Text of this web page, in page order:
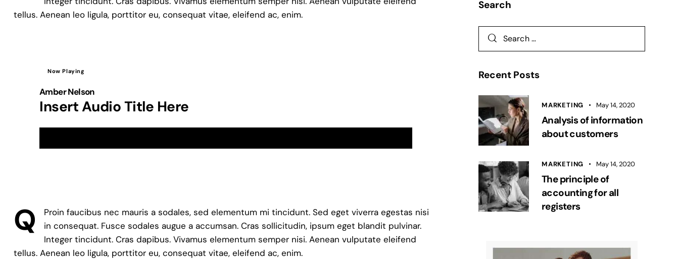
tellus. Aenean leo ligula, porttitor eu, consequat vitae, eleifend ac, enim.
Now Playing
Amber Nelson
Insert Audio Title Here
Player
Up/Down
or
decrease
volume.
Q
Proin faucibus nec mauris a sodales, sed elementum mi tincidunt. Sed eget viverra egestas nisi
in consequat. Fusce sodales augue a accumsan. Cras sollicitudin, ipsum eget blandit pulvinar.
Integer tincidunt. Cras dapibus. Vivamus elementum semper nisi. Aenean vulputate eleifend
tellus. Aenean leo ligula, porttitor eu, consequat vitae, eleifend ac, enim.
Search
Recent Posts
MARKETING May 14, 2020
Analysis of information
about customers
MARKETING May 14, 2020
The principle of
accounting for all
registers